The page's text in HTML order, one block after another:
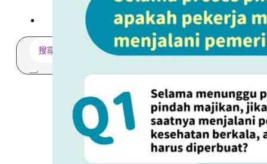
歷年評鑑成績